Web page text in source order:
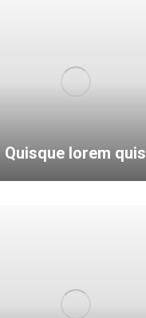
Quisque lorem quis